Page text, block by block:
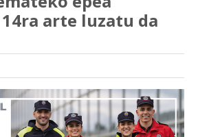
arte luzatu da